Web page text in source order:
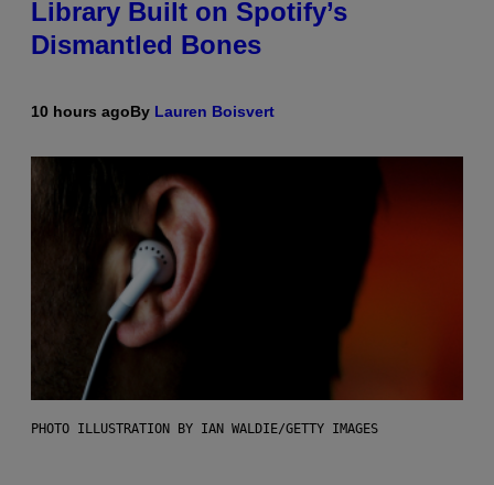
Library Built on Spotify’s
Dismantled Bones
10 hours agoBy Lauren Boisvert
PHOTO ILLUSTRATION BY IAN WALDIE/GETTY IMAGES